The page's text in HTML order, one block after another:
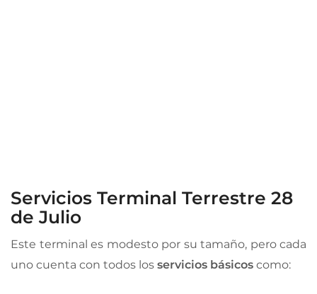
Servicios Terminal Terrestre 28
de Julio
Este terminal es modesto por su tamaño, pero cada
uno cuenta con todos los servicios básicos como: